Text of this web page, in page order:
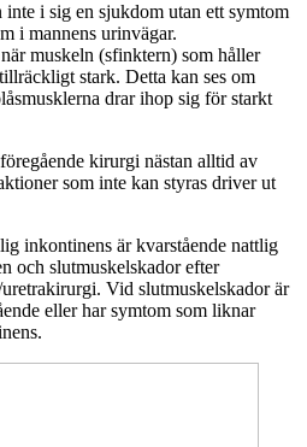
i sig en sjukdom utan ett symtom
i mannens urinvägar.
muskeln (sfinktern) som håller
stark. Detta kan ses om
drar ihop sig för starkt
kirurgi nästan alltid av
som inte kan styras driver ut
inkontinens är kvarstående nattlig
och slutmuskelskador efter
Vid slutmuskelskador är
eller har symtom som liknar